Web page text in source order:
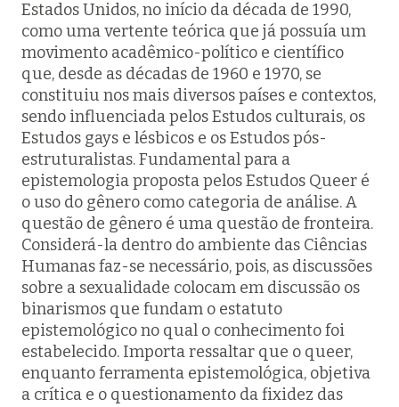
Estados Unidos, no início da década de 1990,
como uma vertente teórica que já possuía um
movimento acadêmico-político e científico
que, desde as décadas de 1960 e 1970, se
constituiu nos mais diversos países e contextos,
sendo influenciada pelos Estudos culturais, os
Estudos gays e lésbicos e os Estudos pós-
estruturalistas. Fundamental para a
epistemologia proposta pelos Estudos Queer é
o uso do gênero como categoria de análise. A
questão de gênero é uma questão de fronteira.
Considerá-la dentro do ambiente das Ciências
Humanas faz-se necessário, pois, as discussões
sobre a sexualidade colocam em discussão os
binarismos que fundam o estatuto
epistemológico no qual o conhecimento foi
estabelecido. Importa ressaltar que o queer,
enquanto ferramenta epistemológica, objetiva
a crítica e o questionamento da fixidez das